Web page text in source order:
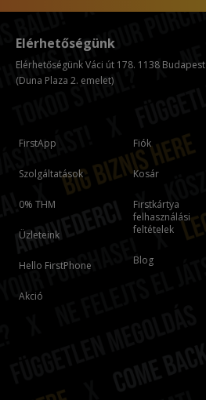
FirstApp
Szolgáltatások
0% THM
Üzleteink
Hello FirstPhone
Akció
Fiók
Kosár
Firstkártya
felhasználási
feltételek
Blog
Elérhetőségünk
Elérhetőségünk Váci út 178. 1138 Budapest
(Duna Plaza 2. emelet)